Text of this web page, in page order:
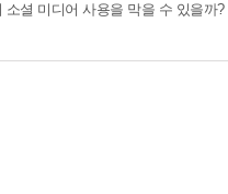
셜 미디어 사용을 막을 수 있을까?